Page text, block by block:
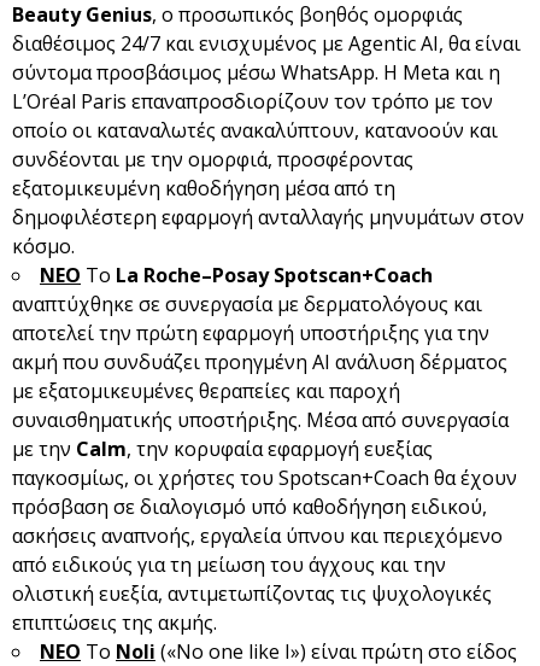
Beauty Genius, ο προσωπικός βοηθός ομορφιάς
διαθέσιμος 24/7 και ενισχυμένος με Agentic AI, θα είναι
σύντομα προσβάσιμος μέσω WhatsApp. Η Meta και η
L’Oréal Paris επαναπροσδιορίζουν τον τρόπο με τον
οποίο οι καταναλωτές ανακαλύπτουν, κατανοούν και
συνδέονται με την ομορφιά, προσφέροντας
εξατομικευμένη καθοδήγηση μέσα από τη
δημοφιλέστερη εφαρμογή ανταλλαγής μηνυμάτων στον
κόσμο.
ΝΕΟ Το La Roche–Posay Spotscan+Coach
αναπτύχθηκε σε συνεργασία με δερματολόγους και
αποτελεί την πρώτη εφαρμογή υποστήριξης για την
ακμή που συνδυάζει προηγμένη AI ανάλυση δέρματος
με εξατομικευμένες θεραπείες και παροχή
συναισθηματικής υποστήριξης. Μέσα από συνεργασία
με την Calm, την κορυφαία εφαρμογή ευεξίας
παγκοσμίως, οι χρήστες του Spotscan+Coach θα έχουν
πρόσβαση σε διαλογισμό υπό καθοδήγηση ειδικού,
ασκήσεις αναπνοής, εργαλεία ύπνου και περιεχόμενο
από ειδικούς για τη μείωση του άγχους και την
ολιστική ευεξία, αντιμετωπίζοντας τις ψυχολογικές
επιπτώσεις της ακμής.
ΝΕΟ Το Noli («No one like I») είναι πρώτη στο είδος